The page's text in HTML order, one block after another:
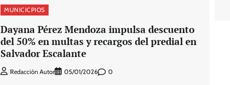
MUNICICPIOS
Dayana Pérez Mendoza impulsa descuento
del 50% en multas y recargos del predial en
Salvador Escalante
Redacción Autor 05/01/2026 0